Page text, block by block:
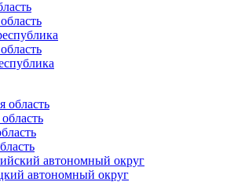
область
автономный округ
автономный округ